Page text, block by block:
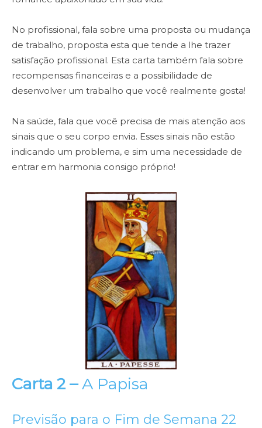
No profissional, fala sobre uma proposta ou mudança
de trabalho, proposta esta que tende a lhe trazer
satisfação profissional. Esta carta também fala sobre
recompensas financeiras e a possibilidade de
desenvolver um trabalho que você realmente gosta!
Na saúde, fala que você precisa de mais atenção aos
sinais que o seu corpo envia. Esses sinais não estão
indicando um problema, e sim uma necessidade de
entrar em harmonia consigo próprio!
Carta 2 –A Papisa
Previsão para o Fim de Semana 22